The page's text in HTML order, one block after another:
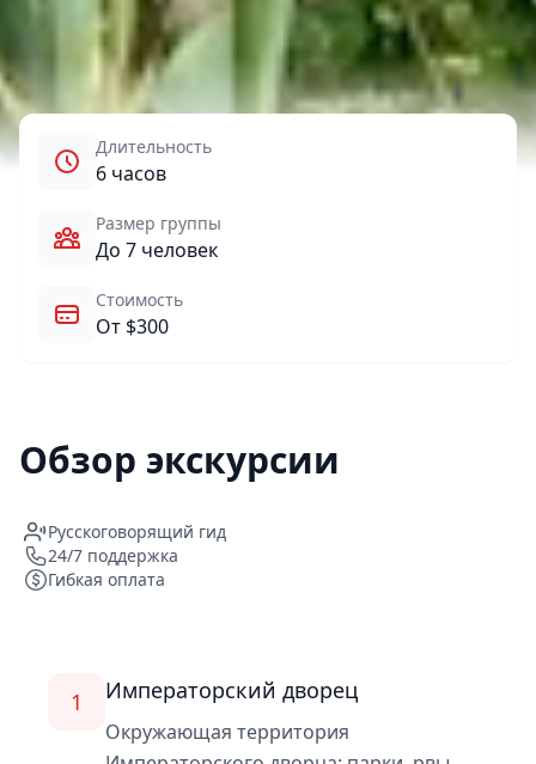
Длительность
6 часов
Размер группы
До 7 человек
Стоимость
От $300
Обзор экскурсии
Русскоговорящий гид
24/7 поддержка
Гибкая оплата
1 Императорский дворец
Окружающая территория